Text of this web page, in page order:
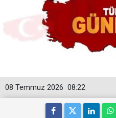
08:22
08 Temmuz 2026